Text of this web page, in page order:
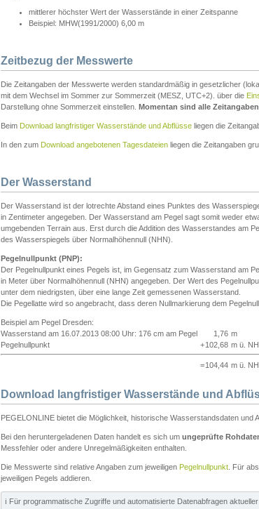
mittlerer höchster Wert der Wasserstände in einer Zeitspanne
Beispiel: MHW(1991/2000) 6,00 m
Zeitbezug der Messwerte
Die Zeitangaben der Messwerte werden standardmäßig in gesetzlicher
mit dem Wechsel im Sommer zur Sommerzeit (MESZ, UTC+2). über die
Darstellung ohne Sommerzeit einstellen. Momentan sind alle
Beim Download langfristiger Wasserstände und Abflüsse liegen die
In den zum Download angebotenen Tagesdateien liegen die Zeitangaben
Der Wasserstand
Der Wasserstand ist der lotrechte Abstand eines Punktes des
in Zentimeter angegeben. Der Wasserstand am Pegel sagt somit weder
umgebenden Terrain aus. Erst durch die Addition des Wasserstandes am
des Wasserspiegels über Normalhöhennull (NHN).
Pegelnullpunkt (PNP):
Der Pegelnullpunkt eines Pegels ist, im Gegensatz zum Wasserstand am
in Meter über Normalhöhennull (NHN) angegeben. Der Wert des
unter dem niedrigsten, über eine lange Zeit gemessenen Wasserstand.
Die Pegellatte wird so angebracht, dass deren Nullmarkierung dem
Beispiel am Pegel Dresden:
Wasserstand am 16.07.2013 08:00 Uhr: 176 cm am Pegel
1,76 m
Pegelnullpunkt
+102,68 m ü.
=104,44 m ü.
Download langfristiger Wasserstände und
PEGELONLINE bietet die Möglichkeit, historische Wasserstandsdaten und
Bei den heruntergeladenen Daten handelt es sich um ungeprüfte
Messfehler oder andere Unregelmäßigkeiten enthalten.
Die Messwerte sind relative Angaben zum jeweiligen Pegelnullpunkt . Für
jeweiligen Pegels addieren.
ℹ️ Für programmatische Zugriffe und automatisierte Datenabfragen